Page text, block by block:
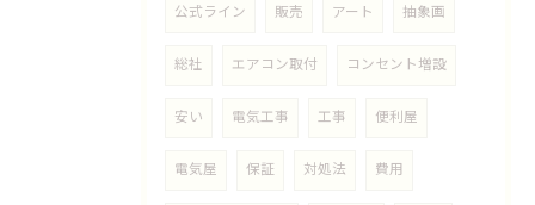
公式ライン 販売 アート 抽象画
総社 エアコン取付 コンセント増設
安い 電気工事 工事 便利屋
電気屋 保証 対処法 費用